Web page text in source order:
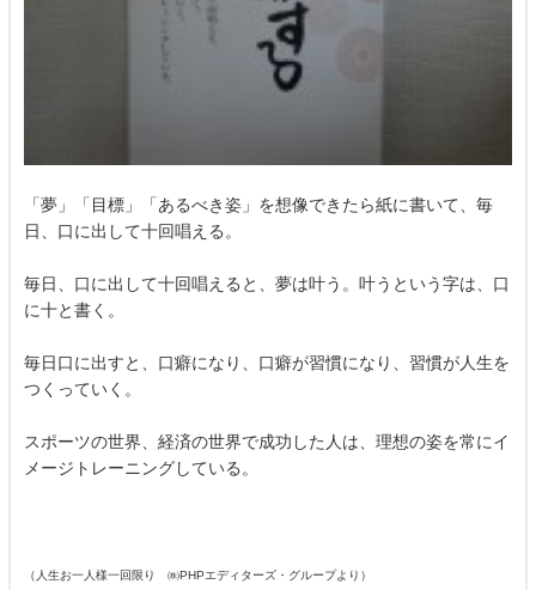
「夢」「目標」「あるべき姿」を想像できたら紙に書いて、毎
日、口に出して十回唱える。
毎日、口に出して十回唱えると、夢は叶う。叶うという字は、口
に十と書く。
毎日口に出すと、口癖になり、口癖が習慣になり、習慣が人生を
つくっていく。
スポーツの世界、経済の世界で成功した人は、理想の姿を常にイ
メージトレーニングしている。
（人生お一人様一回限り ㈱PHPエディターズ・グループより）